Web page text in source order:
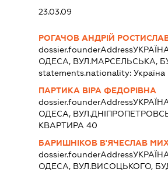
23.03.09
РОГАЧОВ АНДРІЙ
dossier.founderAddress
ОДЕСА, ВУЛ.МАРСЕЛЬСЬКА,
statements.nationality: Україна
ПАРТИКА ВІРА ФЕДОРІВНА
dossier.founderAddress
ОДЕСА,
КВАРТИРА 40
БАРИШНІКОВ В'ЯЧЕСЛАВ
dossier.founderAddress
ОДЕСА, ВУЛ.ВИСОЦЬКОГО,